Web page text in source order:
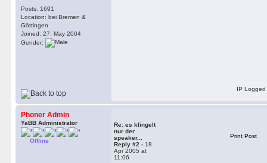
Posts: 1691
Location: bei Bremen &
Göttingen
Joined: 27. May 2004
Gender:
IP Logged
Phoner Admin
YaBB Administrator
Offline
Re: es klingelt
nur der
speaker...
Reply #2 - 18.
Apr 2005 at
11:06
Print Post